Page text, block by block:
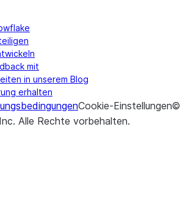
mit
in unserem Blog
erhalten
Cookie-Einstellungen©
Alle Rechte vorbehalten.